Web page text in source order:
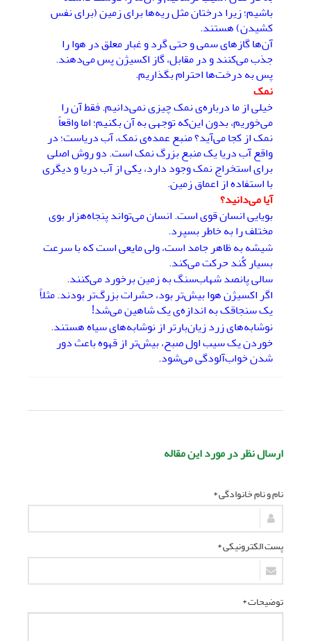
باشیم؛ زیرا درختان مثل ریه‌ها برای زمین (برای نفس
کشیدن) هستند.
آن‌ها گازهای سمی و حتی گرد و غبار معلق در هوا را
جذب می‌کنند و در مقابل، گاز اکسیژن پس می‌دهند.
پس به درخت‌ها احترام بگذاریم.
نمک
خیلی‌ از ما درباره‌ی نمک چیزی نمی‌دانیم. فقط آن را
می‌خوریم، بدون این‌که توجهی به آن بکنیم؛ اما واقعاً
نمک از کجا می‌آید؟ منبع عمده‌ی نمک، آب دریاست؛ در
واقع آب دریا یک منبع بزرگ نمک است. دو روش اصلی
برای استخراج نمک وجود دارد، یکی از آب دریا و دیگری
با استفاده از اعماق زمین.
آیا می‌دانید؟
بویایی انسان قوی است. انسان می‌تواند پنجاه‌هزار بوی
مختلف را به خاطر بسپرد.
شیشه به ظاهر جامد است، ولی مایعی است که با سرعت
بسیار کُند حرکت می‌کند.
سالی پانصد شهاب‌سنگ به زمین برخورد می‌کنند.
اگر اکسیژن هوا بیش‌تر بود، حشرات بزرگ‌تر بودند. مثلاً
یک سنجاقک به اندازه‌ی یک شاهین می‌شد!
نوشابه‌های زرد زیان‌بارتر از نوشابه‌های سیاه‌ هستند.
خوردن یک سیب اول صبح، بیش‌تر از قهوه باعث دور
شدن خواب‌آلودگی می‌شود.
ارسال نظر در مورد این مقاله
نام و نام خانوادگی *
پست الکترونیکی *
توضیحات *